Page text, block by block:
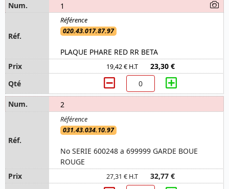
1
020.43.017.87.97
PLAQUE PHARE RED RR BETA
19,42 € H.T 23,30 €
2
031.43.034.10.97
No SERIE 600248 a 699999 GARDE BOUE
ROUGE
27,31 € H.T 32,77 €